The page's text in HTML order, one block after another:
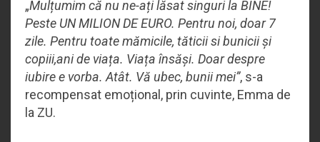
„Mulțumim că nu ne-ați lăsat singuri la BINE!
Peste UN MILION DE EURO. Pentru noi, doar 7
zile. Pentru toate mămicile, tăticii si bunicii și
copiii,ani de viața. Viața însăși. Doar despre
iubire e vorba. Atât. Vă ubec, bunii mei”, s-a
recompensat emoțional, prin cuvinte, Emma de
la ZU.